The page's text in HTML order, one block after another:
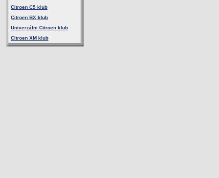
Citroen C5 klub
Citroen BX klub
Univerzálni Citroen klub
Citroen XM klub